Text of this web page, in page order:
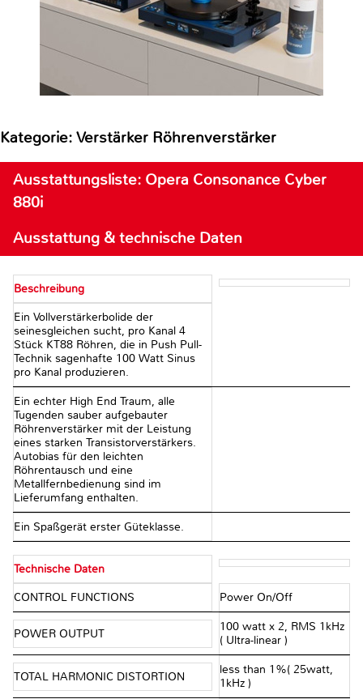
Kategorie: Verstärker Röhrenverstärker
Ausstattungsliste: Opera Consonance Cyber
880i
Ausstattung & technische Daten
Beschreibung
Ein Vollverstärkerbolide der
seinesgleichen sucht, pro Kanal 4
Stück KT88 Röhren, die in Push Pull-
Technik sagenhafte 100 Watt Sinus
pro Kanal produzieren.
Ein echter High End Traum, alle
Tugenden sauber aufgebauter
Röhrenverstärker mit der Leistung
eines starken Transistorverstärkers.
Autobias für den leichten
Röhrentausch und eine
Metallfernbedienung sind im
Lieferumfang enthalten.
Ein Spaßgerät erster Güteklasse.
Technische Daten
CONTROL FUNCTIONS Power On/Off
POWER OUTPUT
100 watt x 2, RMS 1kHz
( Ultra-linear )
TOTAL HARMONIC DISTORTION
less than 1%( 25watt,
1kHz )